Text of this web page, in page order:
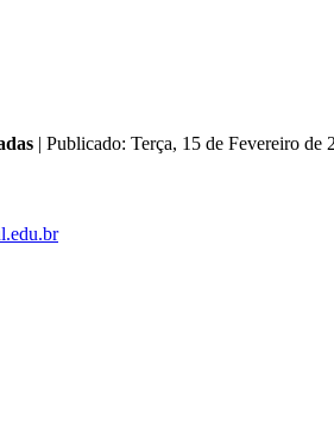
| Publicado: Terça, 15 de Fevereiro de